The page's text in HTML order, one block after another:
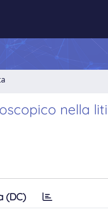
nella
(DC)